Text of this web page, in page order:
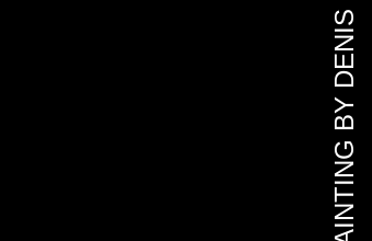
PAINTING BY DENIS